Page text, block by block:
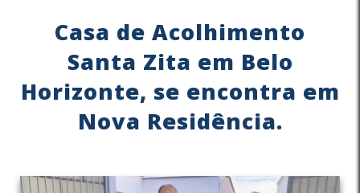
Casa de Acolhimento
Santa Zita em Belo
Horizonte, se encontra em
Nova Residência.